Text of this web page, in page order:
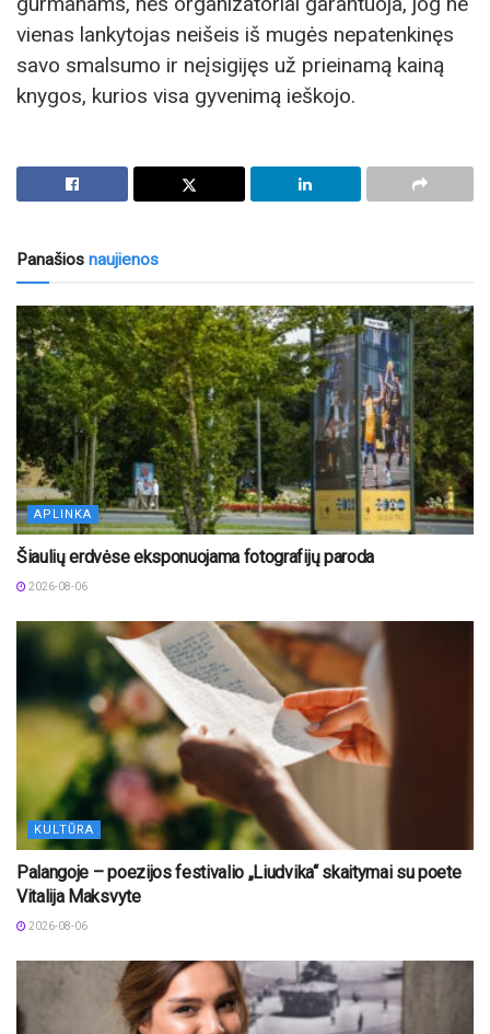
vienas lankytojas neišeis iš mugės nepatenkinęs
savo smalsumo ir neįsigijęs už prieinamą kainą
knygos, kurios visa gyvenimą ieškojo.
Panašios naujienos
APLINKA
Šiaulių erdvėse eksponuojama fotografijų paroda
2026-08-06
KULTŪRA
Palangoje – poezijos festivalio „Liudvika“ skaitymai su poete
Vitalija Maksvyte
2026-08-06